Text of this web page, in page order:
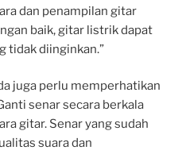
dan penampilan gitar
baik, gitar listrik dapat
tidak diinginkan.”
juga perlu memperhatikan
senar secara berkala
gitar. Senar yang sudah
suara dan